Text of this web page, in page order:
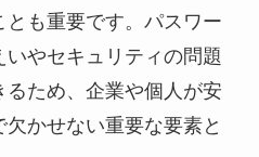
も重要です。パスワー
いやセキュリティの問題
ため、企業や個人が安
かせない重要な要素と